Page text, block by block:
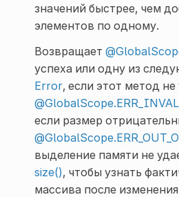
значений быстрее, чем
элементов по одному.
Возвращает
успеха или одну из
Error, если этот метод не
если размер
выделение памяти не
size(), чтобы узнать
массива после